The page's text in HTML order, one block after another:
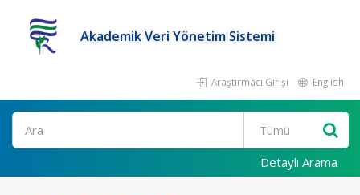
Akademik Veri Yönetim Sistemi
Araştırmacı Girişi English
Ara
Detaylı Arama